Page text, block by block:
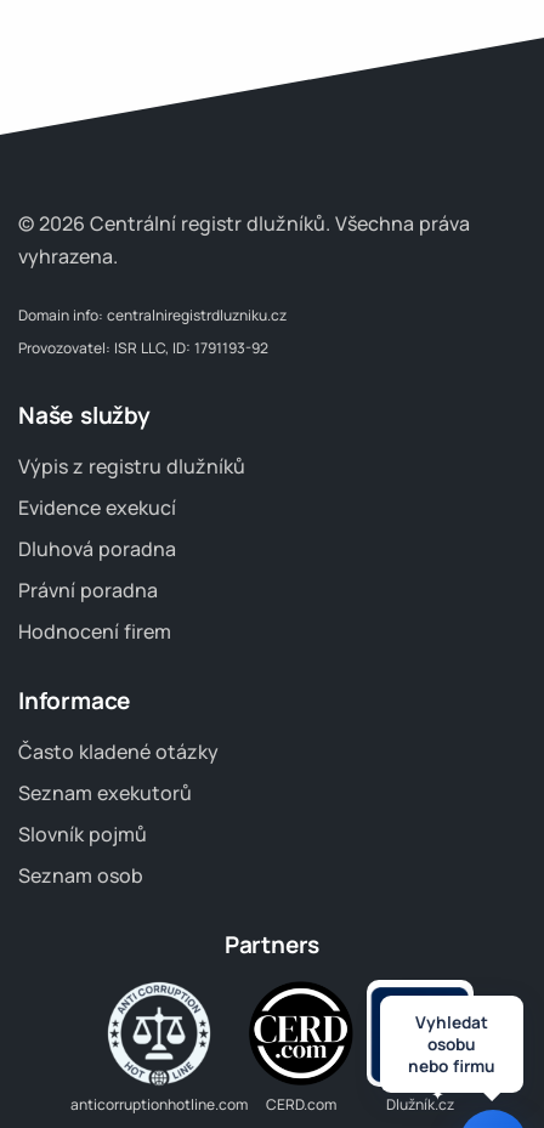
© 2026 Centrální registr dlužníků. Všechna práva
vyhrazena.
Domain info: centralniregistrdluzniku.cz
Provozovatel: ISR LLC, ID: 1791193-92
Naše služby
Výpis z registru dlužníků
Evidence exekucí
Dluhová poradna
Právní poradna
Hodnocení firem
Informace
Často kladené otázky
Seznam exekutorů
Slovník pojmů
Seznam osob
Partners
anticorruptionhotline.com CERD.com Dlužník.cz
Vyhledat
osobu
nebo firmu